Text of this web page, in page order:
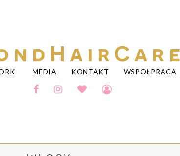
MEDIA KONTAKT WSPÓŁPRACA